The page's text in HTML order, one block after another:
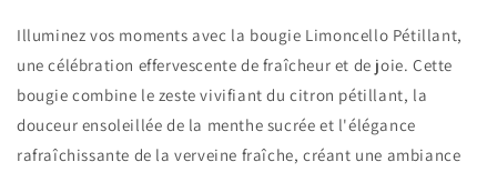
Illuminez vos moments avec la bougie Limoncello Pétillant,
une célébration effervescente de fraîcheur et de joie. Cette
bougie combine le zeste vivifiant du citron pétillant, la
douceur ensoleillée de la menthe sucrée et l'élégance
rafraîchissante de la verveine fraîche, créant une ambiance